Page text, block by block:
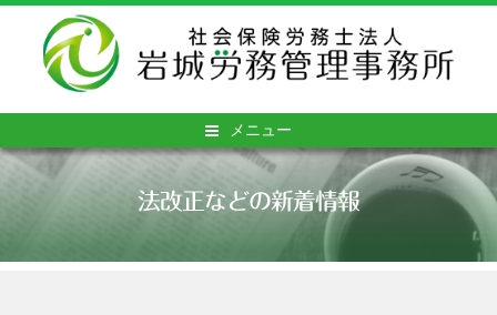
メニュー
法改正などの新着情報